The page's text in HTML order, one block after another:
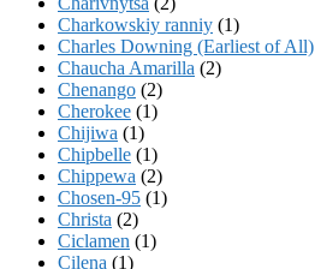
Charkowskiy ranniy (1)
Charles Downing (Earliest of All)
Chaucha Amarilla (2)
Chenango (2)
Cherokee (1)
Chijiwa (1)
Chipbelle (1)
Chippewa (2)
Chosen-95 (1)
Christa (2)
Ciclamen (1)
Cilena (1)